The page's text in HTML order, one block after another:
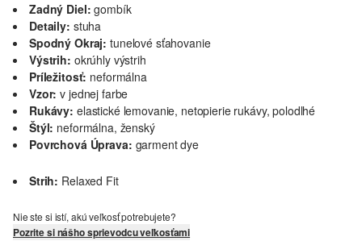
Zadný Diel: gombík
Detaily: stuha
Spodný Okraj: tunelové sťahovanie
Výstrih: okrúhly výstrih
Príležitosť: neformálna
Vzor: v jednej farbe
Rukávy: elastické lemovanie, netopierie rukávy, polodlhé
Štýl: neformálna, ženský
Povrchová Úprava: garment dye
Strih: Relaxed Fit
Nie ste si istí, akú veľkosť potrebujete?
Pozrite si nášho sprievodcu veľkosťami